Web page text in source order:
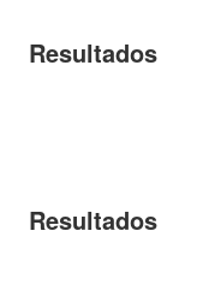
Resultados
Resultados